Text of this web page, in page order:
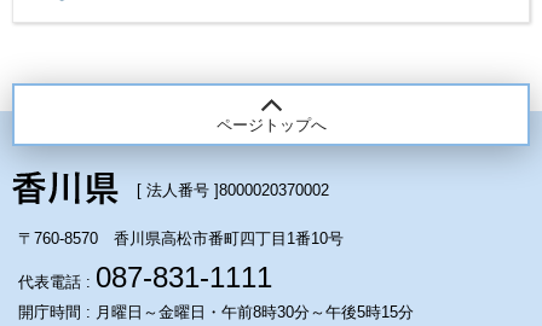
ページトップへ
[ 法人番号 ]8000020370002
〒760-8570 香川県高松市番町四丁目1番10号
代表電話 : 087-831-1111
開庁時間 : 月曜日～金曜日・午前8時30分～午後5時15分